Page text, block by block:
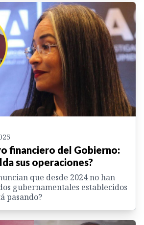
financiero del Gobierno:
sus operaciones?
que desde 2024 no han
gubernamentales establecidos
pasando?